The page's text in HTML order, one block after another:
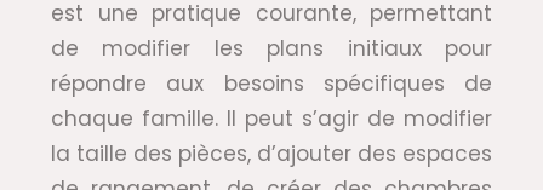
est une pratique courante, permettant
de modifier les plans initiaux pour
répondre aux besoins spécifiques de
chaque famille. Il peut s’agir de modifier
la taille des pièces, d’ajouter des espaces